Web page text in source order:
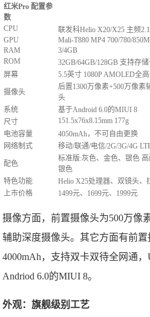
红米Pro 配置参
数
CPU
联发科Helio X20/X25 主频
GPU
Mali-T880 MP4 700/780/
RAM
3/4GB
ROM
32GB/64GB/128GB 支持存
屏幕
5.5英寸 1080P AMOLED全
摄像头
后置1300万像素+500万像
头
系统
基于Android 6.0的MIUI 8
尺寸
151.5x76x8.15mm 177g
电池容量
4050mAh，不可自由更换
网络制式
移动/联通/电信/2G/3G/4G
配色
标准版:灰色、金色、银色
银色
特色功能
Helio X25处理器、双镜头、
上市价格
1499元、1699元、1999元
摄像方面，前置摄像头为500万像
辅助深度摄像头。其它方面有前
4000mAh，支持双卡双待全网通
Andriod 6.0的MIUI 8。
外观：旗舰级别工艺